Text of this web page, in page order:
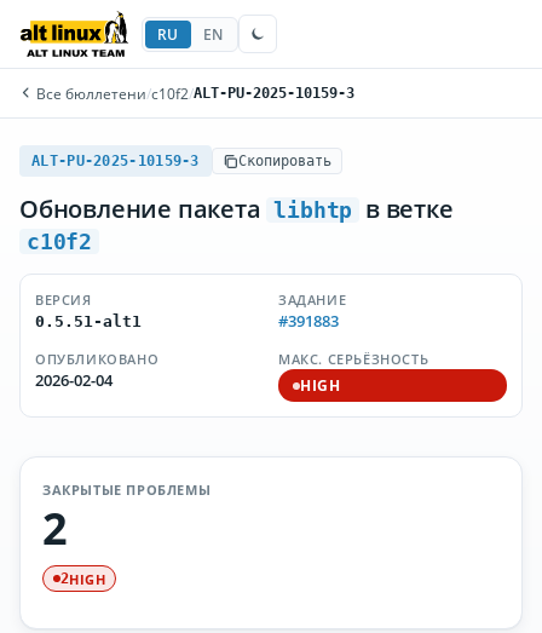
RU EN
Все бюллетени/c10f2/ALT-PU-2025-10159-3
ALT-PU-2025-10159-3 Скопировать
Обновление пакета libhtp в ветке
c10f2
ВЕРСИЯ
0.5.51-alt1
ЗАДАНИЕ
#391883
ОПУБЛИКОВАНО
2026-02-04
МАКС. СЕРЬЁЗНОСТЬ
HIGH
ЗАКРЫТЫЕ ПРОБЛЕМЫ
2
2HIGH